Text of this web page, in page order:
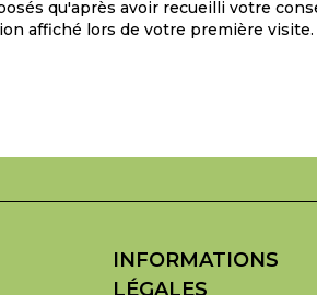
qu'après avoir recueilli votre
affiché lors de votre première visite.
INFORMATIONS
LÉGALES